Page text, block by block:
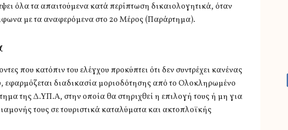
όλα τα απαιτούμενα κατά περίπτωση δικαιολογητικά, όταν
με τα αναφερόμενα στο 2ο Μέρος (Παράρτημα).
που κατόπιν του ελέγχου προκύπτει ότι δεν συντρέχει κανένας
εφαρμόζεται διαδικασία μοριοδότησης από το Ολοκληρωμένο
της Δ.ΥΠ.Α, στην οποία θα στηριχθεί η επιλογή τους ή μη για
τους σε τουριστικά καταλύματα και ακτοπλοϊκής